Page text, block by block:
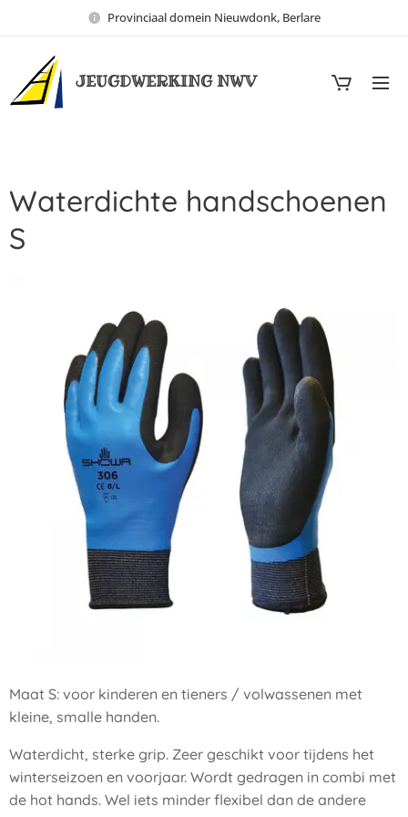
Provinciaal domein Nieuwdonk, Berlare
JEUGDWERKING NWV
Waterdichte handschoenen
S
Maat S: voor kinderen en tieners / volwassenen met
kleine, smalle handen.
Waterdicht, sterke grip. Zeer geschikt voor tijdens het
winterseizoen en voorjaar. Wordt gedragen in combi met
de hot hands. Wel iets minder flexibel dan de andere